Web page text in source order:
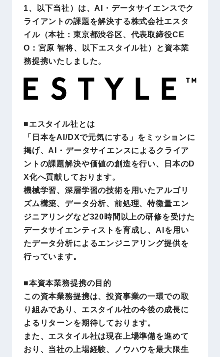
1、以下当社）は、AI・データサイエンスでク
ライアントの課題を解決する株式会社エスタ
イル（本社：東京都渋谷区、代表取締役CE
O：宮原 智将、以下エスタイル社）と資本業
務提携いたしました。
■エスタイル社とは
「日本をAI/DXで元気にする」をミッションに
掲げ、AI・データサイエンスによるクライア
ントの課題解決や価値の創造を行い、日本のD
X化へ貢献しております。
機械学習、深層学習の技術を用いたアルゴリ
ズム構築、データ分析、前処理、特徴量エン
ジニアリングなど320時間以上の研修を受けた
データサイエンティストを育成し、AIを用い
たデータ分析によるエンジニアリング提供を
行っています。
■本資本業務提携の目的
この資本業務提携は、投資事業の一環での取
り組みであり、エスタイル社の今後の成長に
よるリターンを期待しております。
また、エスタイル社は現在上場準備を進めて
おり、当社の上場経験、ノウハウを最大限生